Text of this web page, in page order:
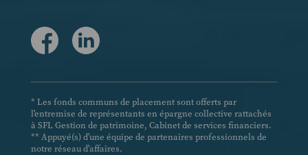
* Les fonds communs de placement sont offerts par
l'entremise de représentants en épargne collective rattachés
à SFL Gestion de patrimoine, Cabinet de services financiers.
** Appuyé(s) d'une équipe de partenaires professionnels de
notre réseau d'affaires.